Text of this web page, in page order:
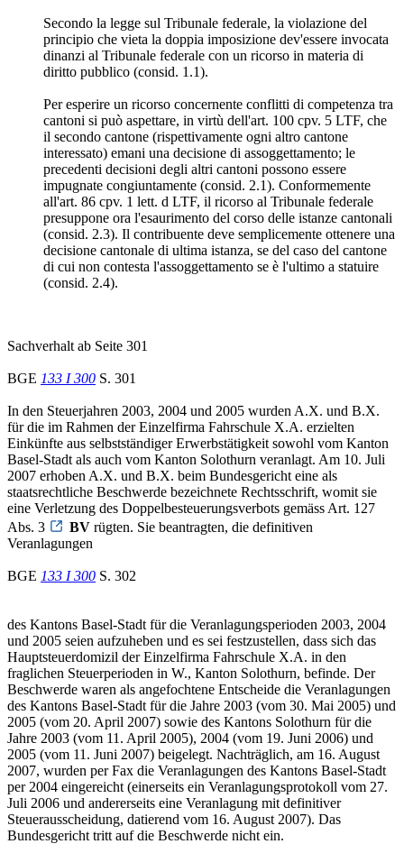
Secondo la legge sul Tribunale federale, la violazione del
principio che vieta la doppia imposizione dev'essere invocata
dinanzi al Tribunale federale con un ricorso in materia di
diritto pubblico (consid. 1.1).
Per esperire un ricorso concernente conflitti di competenza tra
cantoni si può aspettare, in virtù dell'art. 100 cpv. 5 LTF, che
il secondo cantone (rispettivamente ogni altro cantone
interessato) emani una decisione di assoggettamento; le
precedenti decisioni degli altri cantoni possono essere
impugnate congiuntamente (consid. 2.1). Conformemente
all'art. 86 cpv. 1 lett. d LTF, il ricorso al Tribunale federale
presuppone ora l'esaurimento del corso delle istanze cantonali
(consid. 2.3). Il contribuente deve semplicemente ottenere una
decisione cantonale di ultima istanza, se del caso del cantone
di cui non contesta l'assoggettamento se è l'ultimo a statuire
(consid. 2.4).
Sachverhalt ab Seite 301
BGE 133 I 300 S. 301
In den Steuerjahren 2003, 2004 und 2005 wurden A.X. und B.X.
für die im Rahmen der Einzelfirma Fahrschule X.A. erzielten
Einkünfte aus selbstständiger Erwerbstätigkeit sowohl vom Kanton
Basel-Stadt als auch vom Kanton Solothurn veranlagt. Am 10. Juli
2007 erhoben A.X. und B.X. beim Bundesgericht eine als
staatsrechtliche Beschwerde bezeichnete Rechtsschrift, womit sie
eine Verletzung des Doppelbesteuerungsverbots gemäss Art. 127
Abs. 3
BV rügten. Sie beantragten, die definitiven
Veranlagungen
BGE 133 I 300 S. 302
des Kantons Basel-Stadt für die Veranlagungsperioden 2003, 2004
und 2005 seien aufzuheben und es sei festzustellen, dass sich das
Hauptsteuerdomizil der Einzelfirma Fahrschule X.A. in den
fraglichen Steuerperioden in W., Kanton Solothurn, befinde. Der
Beschwerde waren als angefochtene Entscheide die Veranlagungen
des Kantons Basel-Stadt für die Jahre 2003 (vom 30. Mai 2005) und
2005 (vom 20. April 2007) sowie des Kantons Solothurn für die
Jahre 2003 (vom 11. April 2005), 2004 (vom 19. Juni 2006) und
2005 (vom 11. Juni 2007) beigelegt. Nachträglich, am 16. August
2007, wurden per Fax die Veranlagungen des Kantons Basel-Stadt
per 2004 eingereicht (einerseits ein Veranlagungsprotokoll vom 27.
Juli 2006 und andererseits eine Veranlagung mit definitiver
Steuerausscheidung, datierend vom 16. August 2007). Das
Bundesgericht tritt auf die Beschwerde nicht ein.